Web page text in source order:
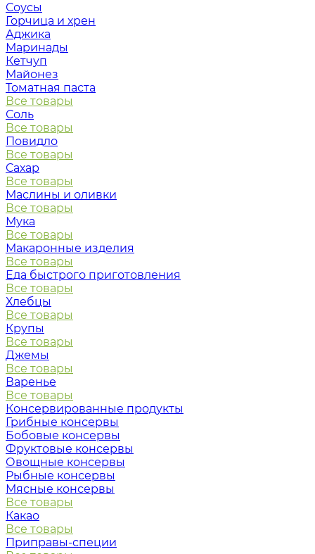
Соусы
Горчица и хрен
Аджика
Маринады
Кетчуп
Майонез
Томатная паста
Все товары
Соль
Все товары
Повидло
Все товары
Сахар
Все товары
Маслины и оливки
Все товары
Мука
Все товары
Макаронные изделия
Все товары
Еда быстрого приготовления
Все товары
Хлебцы
Все товары
Крупы
Все товары
Джемы
Все товары
Варенье
Все товары
Консервированные продукты
Грибные консервы
Бобовые консервы
Фруктовые консервы
Овощные консервы
Рыбные консервы
Мясные консервы
Все товары
Какао
Все товары
Приправы-специи